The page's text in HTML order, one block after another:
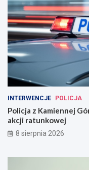
INTERWENCJE POLICJA
Policja z Kamiennej
akcji ratunkowej
8 sierpnia 2026